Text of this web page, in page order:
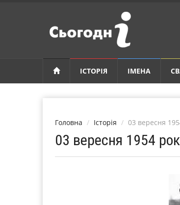
ІСТОРІЯ ІМЕНА
Головна Історія 03 вересня
03 вересня 1954